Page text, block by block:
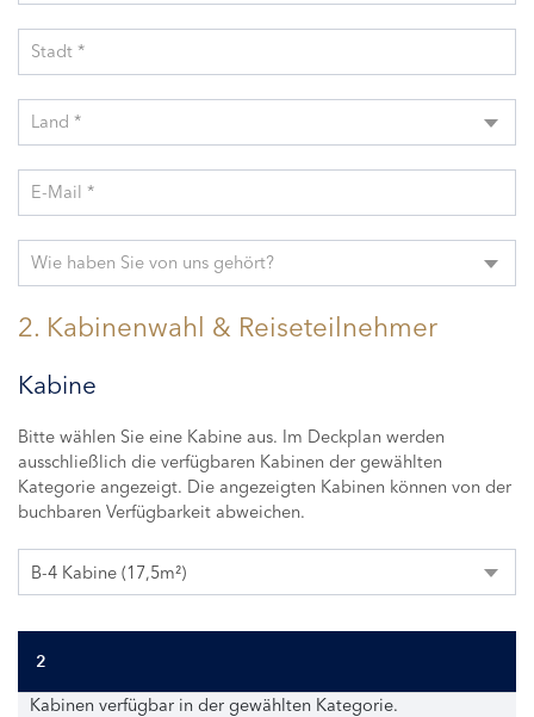
Stadt *
Land *
E-Mail *
Wie haben Sie von uns gehört?
2. Kabinenwahl & Reiseteilnehmer
Kabine
Bitte wählen Sie eine Kabine aus. Im Deckplan werden
ausschließlich die verfügbaren Kabinen der gewählten
Kategorie angezeigt. Die angezeigten Kabinen können von der
buchbaren Verfügbarkeit abweichen.
B-4 Kabine (17,5m²)
2
Kabinen verfügbar in der gewählten Kategorie.